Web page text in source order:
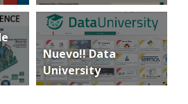
Nuevo!! Data
University